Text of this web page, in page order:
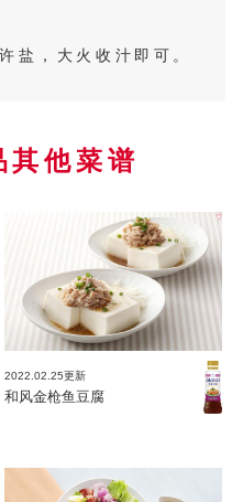
盐，大火收汁即可。
其他菜谱
2022.02.25更新
和风金枪鱼豆腐